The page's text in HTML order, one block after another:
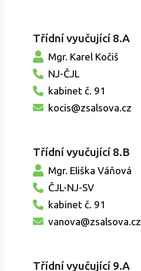
Třídní vyučující 8.A
Mgr. Karel Kočiš
NJ-ČJL
kabinet č. 91
kocis@zsalsova.cz
Třídní vyučující 8.B
Mgr. Eliška Váňová
ČJL-NJ-SV
kabinet č. 91
vanova@zsalsova.cz
Třídní vyučující 9.A